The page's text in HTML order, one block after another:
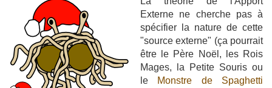
Externe ne cherche pas à
spécifier la nature de cette
"source externe" (ça pourrait
être le Père Noël, les Rois
Mages, la Petite Souris ou
le Monstre de Spaghetti